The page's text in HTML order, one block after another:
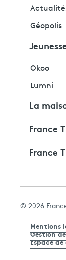
Géopolis
Jeunesse
Okoo
Lumni
La
France
France
© 2026
Mentions
Gestion
Espace